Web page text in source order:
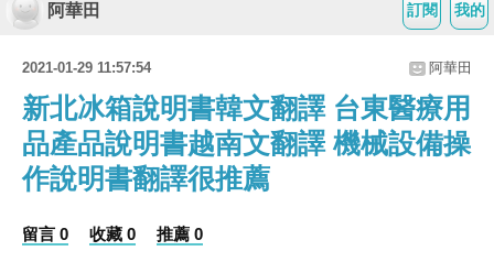
我的
訂閱
阿華田
2021-01-29 11:57:54 阿華田
新北冰箱說明書韓文翻譯 台東醫療用
品產品說明書越南文翻譯 機械設備操
作說明書翻譯很推薦
留言 0 收藏 0 推薦 0